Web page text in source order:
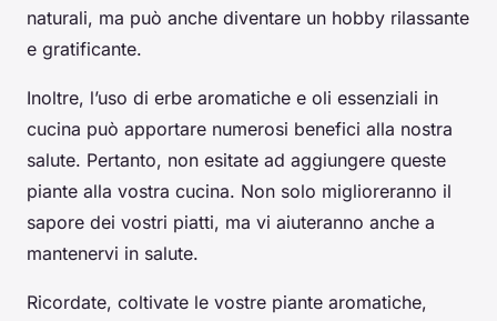
naturali, ma può anche diventare un hobby rilassante
e gratificante.
Inoltre, l’uso di erbe aromatiche e oli essenziali in
cucina può apportare numerosi benefici alla nostra
salute. Pertanto, non esitate ad aggiungere queste
piante alla vostra cucina. Non solo miglioreranno il
sapore dei vostri piatti, ma vi aiuteranno anche a
mantenervi in salute.
Ricordate, coltivate le vostre piante aromatiche,